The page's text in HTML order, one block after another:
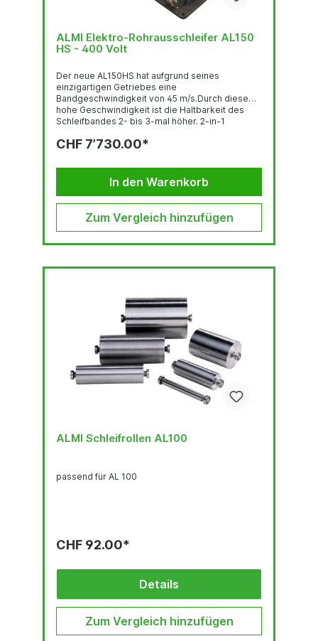
ALMI Elektro-Rohrausschleifer AL150
HS - 400 Volt
Der neue AL150HS hat aufgrund seines
einzigartigen Getriebes eine
Bandgeschwindigkeit von 45 m/s.Durch diese
hohe Geschwindigkeit ist die Haltbarkeit des
Schleifbandes 2- bis 3-mal höher. 2-in-1
Hohe Bandgeschwindigkeit mit verbessertem
Feinstaub weniger Verfärbung 2-3x...
CHF 7’730.00*
In den Warenkorb
Zum Vergleich hinzufügen
ALMI Schleifrollen AL100
passend für AL 100
CHF 92.00*
Details
Zum Vergleich hinzufügen